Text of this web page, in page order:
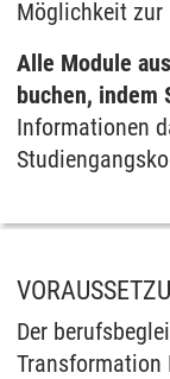
Möglichkeit zur
Alle Module
buchen, indem
Informationen
Der
Transformation